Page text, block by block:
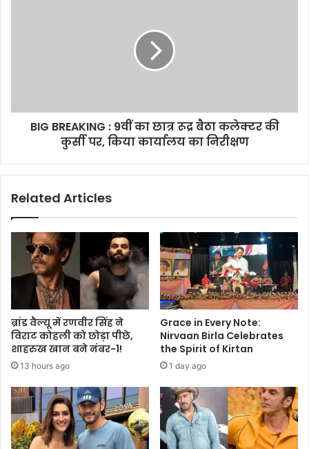
कलेक्टर
का
BIG BREAKING : 9वीं का छात्र रूद्र बैठा कलेक्टर की
कुर्सी पर, किया कार्यालय का निरीक्षण
Related Articles
ब्रांड वैल्यू में रणवीर सिंह ने
विराट कोहली को छोड़ा पीछे,
शाहरुख खान बने नंबर-1!
13 hours ago
Grace in Every Note:
Nirvaan Birla Celebrates
the Spirit of Kirtan
1 day ago